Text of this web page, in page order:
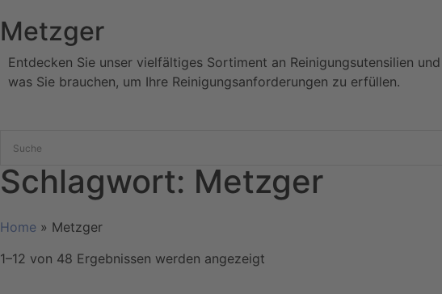
Metzger
Entdecken Sie unser vielfältiges Sortiment an Reinigungsutensilien
was Sie brauchen, um Ihre Reinigungsanforderungen zu erfüllen.
Schlagwort: Metzger
Home » Metzger
1–12 von 48 Ergebnissen werden angezeigt